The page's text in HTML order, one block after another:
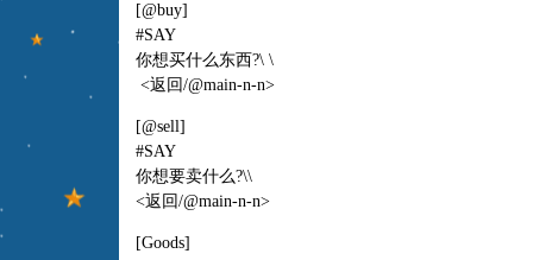
[@buy]
#SAY
你想买什么东西?\ \
<返回/@main-n-n>
[@sell]
#SAY
你想要卖什么?\\
<返回/@main-n-n>
[Goods]